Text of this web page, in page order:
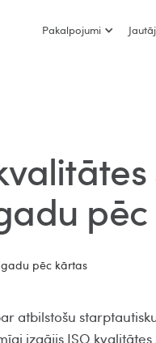
Pakalpojumi
atbilstošu
izgājis ISO